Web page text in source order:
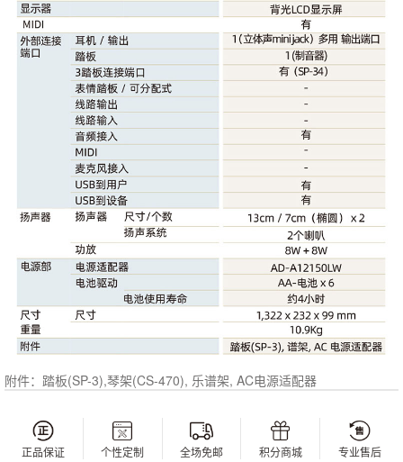
附件：踏板(SP-3),琴架(CS-470), 乐谱架, AC电源适配器
正品保证 个性定制 全场免邮 积分商城 专业售后